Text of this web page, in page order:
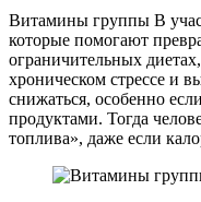
Витамины группы B
которые помогают
ограничительных
хроническом стрессе и
снижаться, особенно
продуктами. Тогда
топлива», даже если